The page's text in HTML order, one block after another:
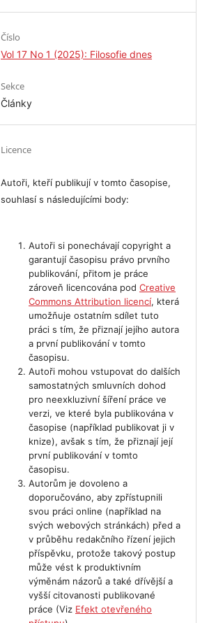
Číslo
Vol 17 No 1 (2025): Filosofie dnes
Sekce
Články
Licence
Autoři, kteří publikují v tomto časopise,
souhlasí s následujícími body:
Autoři si ponechávají copyright a
garantují časopisu právo prvního
publikování, přitom je práce
zároveň licencována podCreative
Commons Attribution licencí, která
umožňuje ostatním sdílet tuto
práci s tím, že přiznají jejího autora
a první publikování v tomto
časopisu.
Autoři mohou vstupovat do dalších
samostatných smluvních dohod
pro neexkluzivní šíření práce ve
verzi, ve které byla publikována v
časopise (například publikovat ji v
knize), avšak s tím, že přiznají její
první publikování v tomto
časopisu.
Autorům je dovoleno a
doporučováno, aby zpřístupnili
svou práci online (například na
svých webových stránkách) před a
v průběhu redakčního řízení jejich
příspěvku, protože takový postup
může vést k produktivním
výměnám názorů a také dřívější a
vyšší citovanosti publikované
práce (Viz Efekt otevřeného